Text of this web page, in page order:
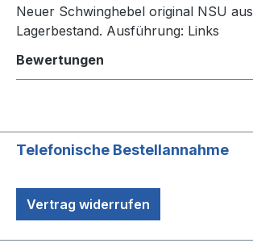
Neuer Schwinghebel original NSU aus
Lagerbestand. Ausführung: Links
Bewertungen
Telefonische Bestellannahme
Vertrag widerrufen